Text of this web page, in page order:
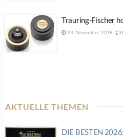
Trauring-Fischer
23. November 2018
AKTUELLE THEMEN
DIE BESTEN